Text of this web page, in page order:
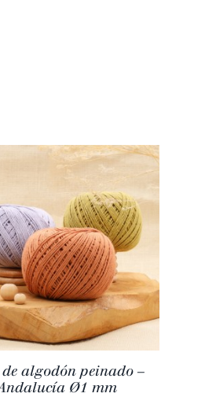
algodón peinado –
Ø1 mm